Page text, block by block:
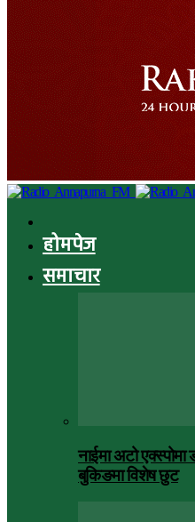
होमपेज
समाचार
नाईमा अटो
बुकिङमा विशेष छुट